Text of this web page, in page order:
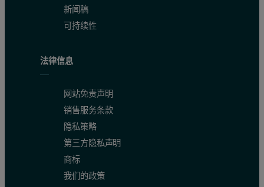
开始研磨
研磨1 小时后提取样品
研磨3小时后提取样品
新闻稿
可持续性
法律信息
网站免责声明
销售服务条款
隐私策略
第三方隐私声明
商标
我们的政策